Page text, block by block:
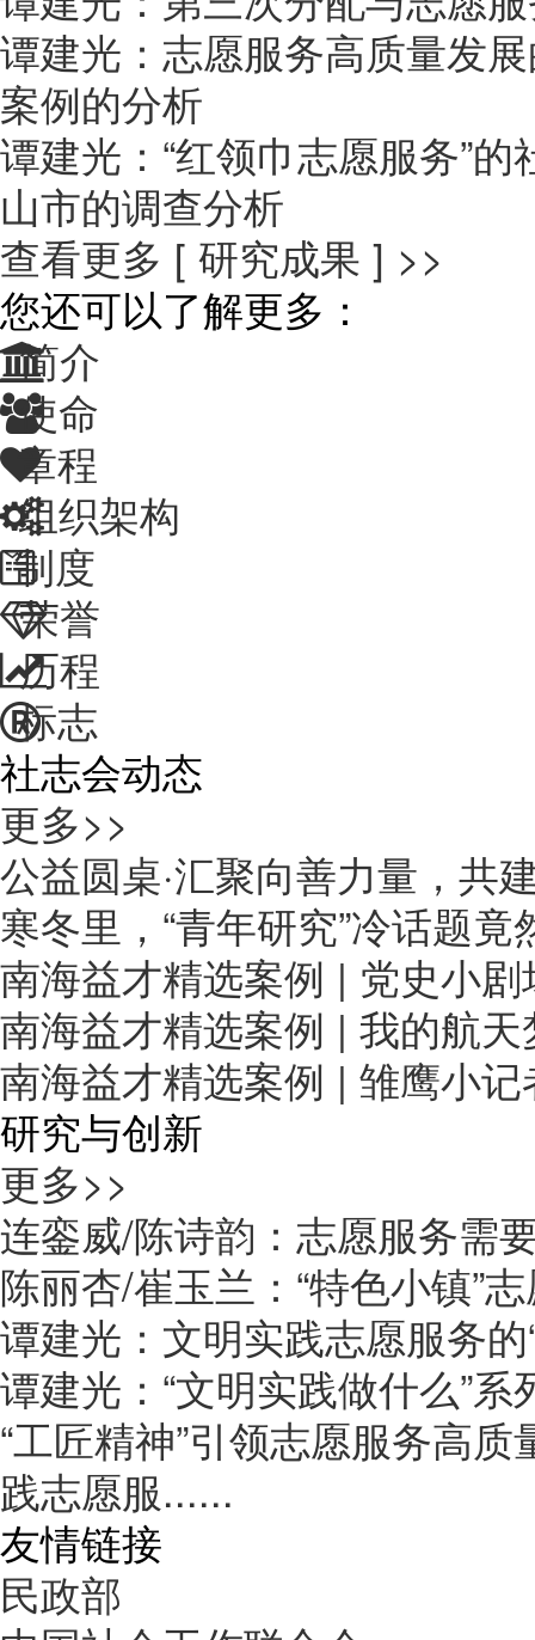
谭建光：志愿服务高质量发
案例的分析
谭建光：“红领巾志愿服务”
山市的调查分析
查看更多 [ 研究成果 ] >>
您还可以了解更多：
简介
使命
章程
组织架构
制度
荣誉
历程
标志
社志会动态
更多>>
公益圆桌·汇聚向善力量，共
寒冬里，“青年研究”冷话题
南海益才精选案例 | 党史小
南海益才精选案例 | 我的航
南海益才精选案例 | 雏鹰小
研究与创新
更多>>
连銮威/陈诗韵：志愿服务需
陈丽杏/崔玉兰：“特色小镇”
谭建光：文明实践志愿服务的
谭建光：“文明实践做什么”
“工匠精神”引领志愿服务高
践志愿服......
友情链接
民政部